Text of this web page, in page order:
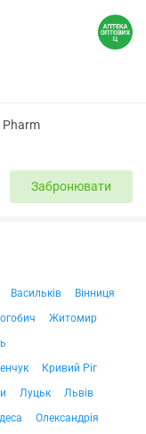
Pharm
Забронювати
Васильків
Вінниця
Житомир
Кривий Ріг
Луцьк
Львів
Олександрія